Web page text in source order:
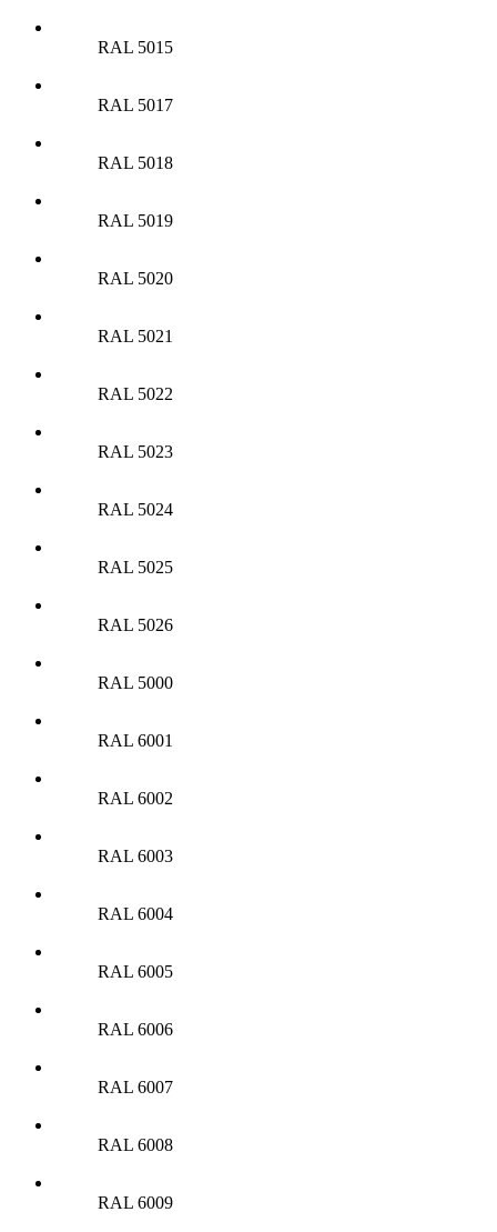
RAL 5015
RAL 5017
RAL 5018
RAL 5019
RAL 5020
RAL 5021
RAL 5022
RAL 5023
RAL 5024
RAL 5025
RAL 5026
RAL 5000
RAL 6001
RAL 6002
RAL 6003
RAL 6004
RAL 6005
RAL 6006
RAL 6007
RAL 6008
RAL 6009